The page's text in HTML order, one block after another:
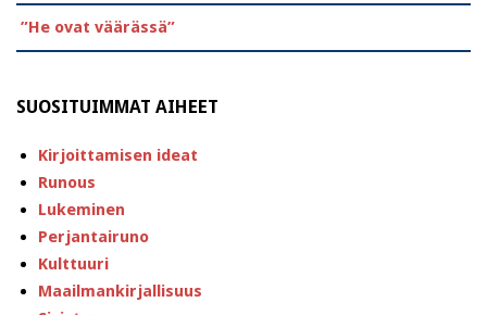
”He ovat väärässä”
SUOSITUIMMAT AIHEET
Kirjoittamisen ideat
Runous
Lukeminen
Perjantairuno
Kulttuuri
Maailmankirjallisuus